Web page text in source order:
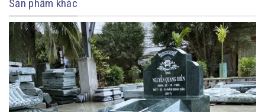
Sản phẩm khác